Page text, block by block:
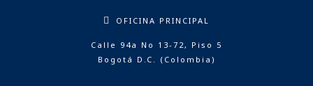
OFICINA PRINCIPAL
Calle 94a No 13-72, Piso 5
Bogotá D.C. (Colombia)